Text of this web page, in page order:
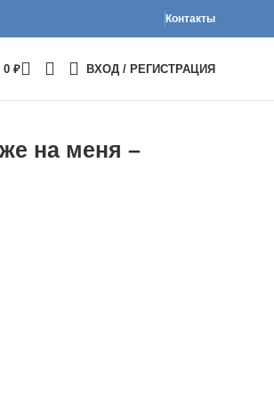
Контакты
0 ₽ ВХОД / РЕГИСТРАЦИЯ
на меня –